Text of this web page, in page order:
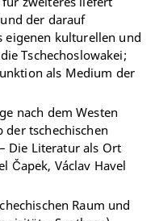
der darauf
eigenen kulturellen und
Tschechoslowakei;
als Medium der
nach dem Westen
der tschechischen
Die Literatur als Ort
Čapek, Václav Havel
Raum und